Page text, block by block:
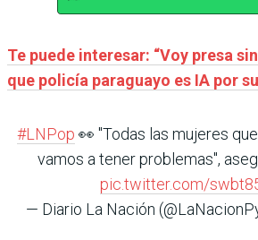
Te puede interesar: “Voy presa
que policía paraguayo es IA por
#LNPop 👀 "Todas las mujeres
vamos a tener problemas",
pic.twitter.com/
— Diario La Nación